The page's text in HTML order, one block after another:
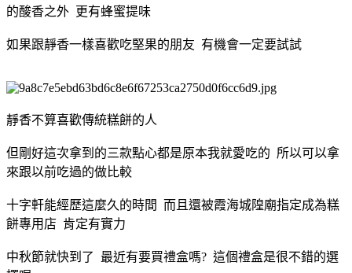
的酸香之外 更有蜂蜜提味
如果跟靜香一樣喜歡吃堅果的朋友 有機會一定要試試
靜香不算喜歡傳統糕餅的人
但剛好這次拿到的三款點心都是原本我就愛吃的 所以可以拿
來跟以前吃過的做比較
十字軒能經歷這麼久的時間 而且還被霞海城隍廟指定成為糕
餅專用店 肯定有實力
中秋節就快到了 最近有要買禮盒嗎? 這個禮盒是很不錯的選